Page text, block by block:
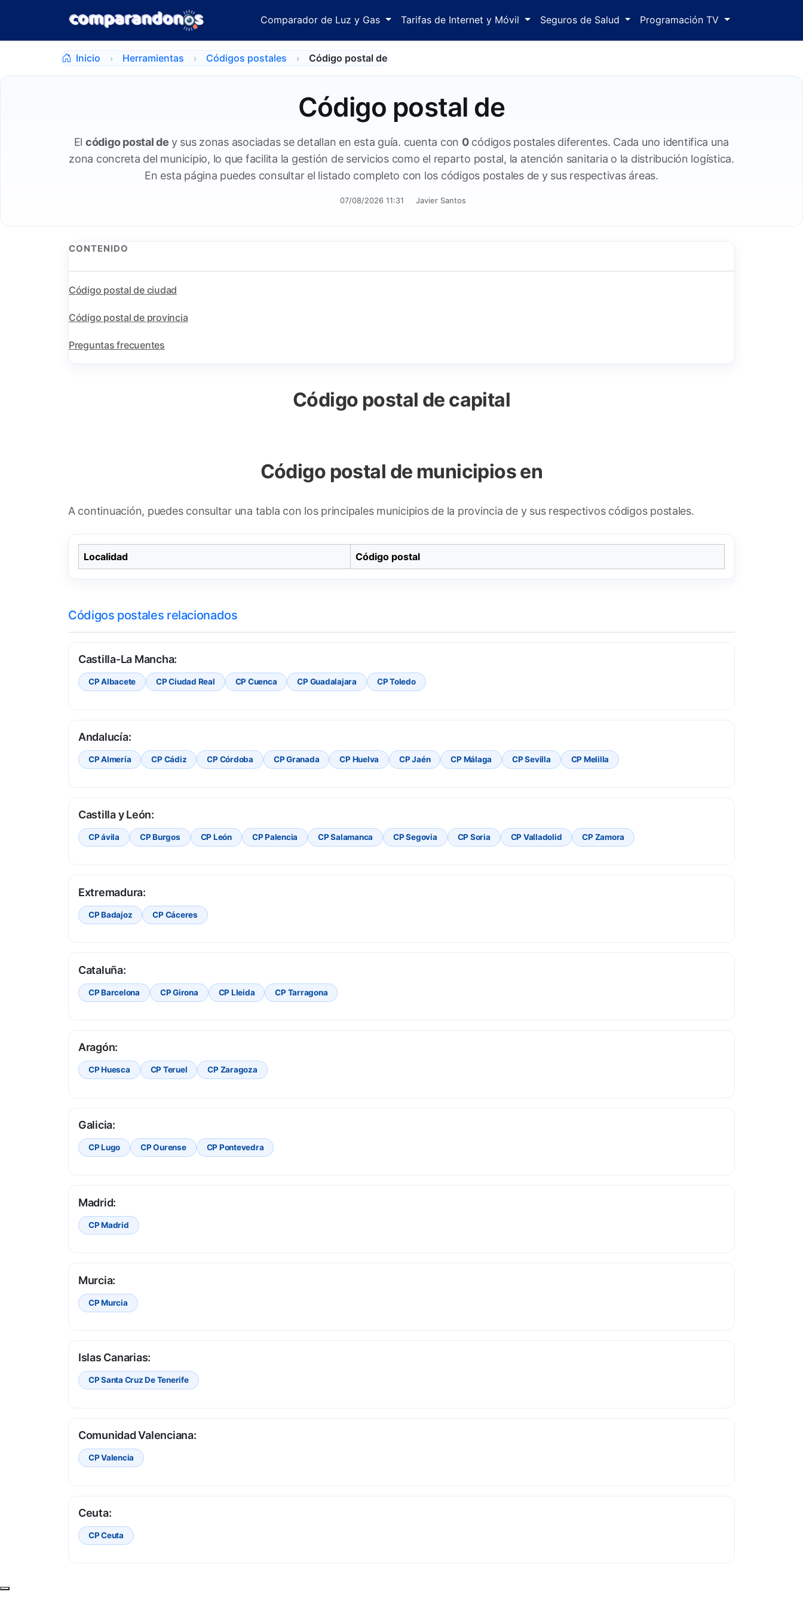
Comparador de Luz y Gas Tarifas de Internet y Móvil Seguros de Salud Programación TV
Inicio Herramientas Códigos postales Código postal de
Código postal de
El código postal de y sus zonas asociadas se detallan en esta guía. cuenta con 0códigos postales diferentes. Cada uno identifica una
zona concreta del municipio, lo que facilita la gestión de servicios como el reparto postal, la atención sanitaria o la distribución logística.
En esta página puedes consultar el listado completo con los códigos postales de y sus respectivas áreas.
07/08/2026 11:31 Javier Santos
CONTENIDO
Código postal de ciudad
Código postal de provincia
Preguntas frecuentes
Código postal de capital
Código postal de municipios en
A continuación, puedes consultar una tabla con los principales municipios de la provincia de y sus respectivos códigos postales.
Localidad Código postal
Códigos postales relacionados
Castilla-La Mancha:
CP Albacete CP Ciudad Real CP Cuenca CP Guadalajara CP Toledo
Andalucía:
CP Almería CP Cádiz CP Córdoba CP Granada CP Huelva CP Jaén CP Málaga CP Sevilla CP Melilla
Castilla y León:
CP ávila CP Burgos CP León CP Palencia CP Salamanca CP Segovia CP Soria CP Valladolid CP Zamora
Extremadura:
CP Badajoz CP Cáceres
Cataluña:
CP Barcelona CP Girona CP Lleida CP Tarragona
Aragón:
CP Huesca CP Teruel CP Zaragoza
Galicia:
CP Lugo CP Ourense CP Pontevedra
Madrid:
CP Madrid
Murcia:
CP Murcia
Islas Canarias:
CP Santa Cruz De Tenerife
Comunidad Valenciana:
CP Valencia
Ceuta:
CP Ceuta